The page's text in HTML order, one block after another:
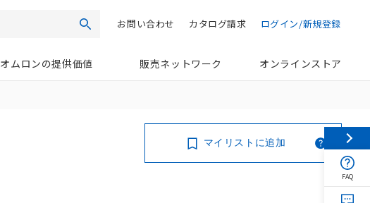
検索 ログイン/新規登録
カタログ請求
お問い合わせ
オムロンの提供価値 販売ネットワーク オンラインストア
マイリストに追加
FAQ